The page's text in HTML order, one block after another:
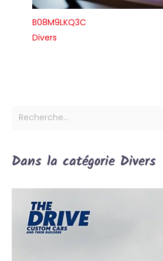
B08M9LKQ3C
Divers
Dans la catégorie Divers